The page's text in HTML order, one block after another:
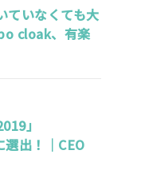
ていなくても大
cloak、有楽
」
出！｜CEO